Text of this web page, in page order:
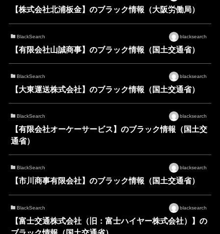
【株式会社北浦板金】のブラック情報（大阪労働局）
BlackSearch blacksearch
【有限会社山誠商事】のブラック情報（国土交通省）
BlackSearch blacksearch
【大東運送株式会社】のブラック情報（国土交通省）
BlackSearch blacksearch
【有限会社オーケーサービス】のブラック情報（国土交
通省）
BlackSearch blacksearch
【市川商事有限会社】のブラック情報（国土交通省）
BlackSearch blacksearch
【富士交通株式会社（旧：富士ハイヤー株式会社）】の